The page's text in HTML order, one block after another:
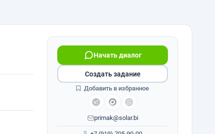
Начать диалог
primak@solar.bi
Создать задание
Добавить в избранное